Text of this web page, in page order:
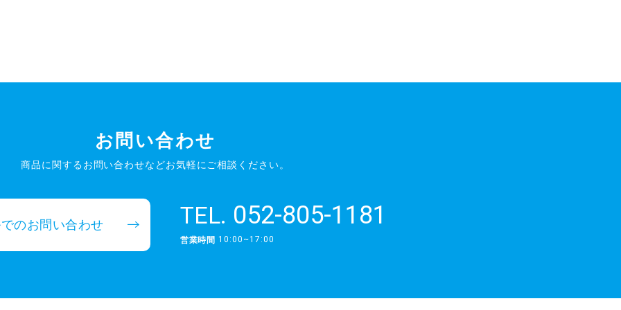
お問い合わせ
商品に関するお問い合わせなどお気軽にご相談ください。
のお問い合わせ TEL. 052-805-1181
営業時間 10:00~17:00